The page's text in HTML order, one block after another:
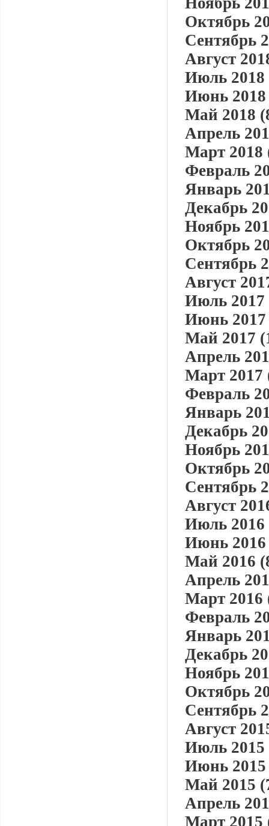
Октябрь
Сентябрь
Август
Июль 2018
Июнь 2018
Май 2018
Апрель
Март 2018
Февраль
Январь
Декабрь
Ноябрь
Октябрь
Сентябрь
Август
Июль 2017
Июнь 2017
Май 2017
Апрель
Март 2017
Февраль
Январь
Декабрь
Ноябрь
Октябрь
Сентябрь
Август
Июль 2016
Июнь 2016
Май 2016
Апрель
Март 2016
Февраль
Январь
Декабрь
Ноябрь
Октябрь
Сентябрь
Август
Июль 2015
Июнь 2015
Май 2015
Апрель
Март 2015